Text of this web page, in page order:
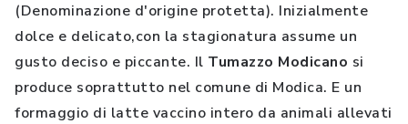
(Denominazione d'origine protetta). Inizialmente
dolce e delicato,con la stagionatura assume un
gusto deciso e piccante. Il Tumazzo Modicano si
produce soprattutto nel comune di Modica. E un
formaggio di latte vaccino intero da animali allevati